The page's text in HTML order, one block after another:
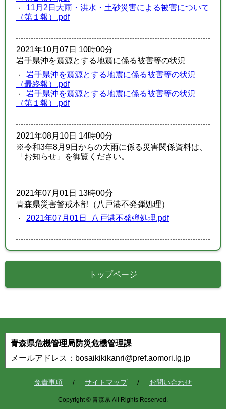
11月2日大雨・洪水・土砂災害による被害について
（第１報）.pdf
2021年10月07日 10時00分
岩手県沖を震源とする地震に係る被害等の状況
岩手県沖を震源とする地震に係る被害等の状況
（最終報）.pdf
岩手県沖を震源とする地震に係る被害等の状況
（第１報）.pdf
2021年08月10日 14時00分
※令和3年8月9日からの大雨に係る災害関係資料は、
「お知らせ」を御覧ください。
2021年07月01日 13時00分
青森県災害警戒本部（八戸港不発弾処理）
2021年07月01日_八戸港不発弾処理.pdf
トップページ
青森県危機管理局防災危機管理課
メールアドレス：bosaikikikanri@pref.aomori.lg.jp
免責事項 サイトマップ お問い合わせ
Copyright © 青森県 All Rights Reserved.